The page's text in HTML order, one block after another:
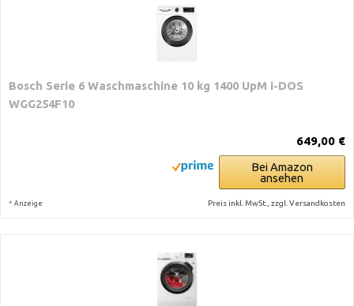
Bosch Serie 6 Waschmaschine 10 kg 1400 UpM i-DOS
WGG254F10
649,00 €
Bei Amazon
ansehen
* Anzeige Preis inkl. MwSt., zzgl. Versandkosten